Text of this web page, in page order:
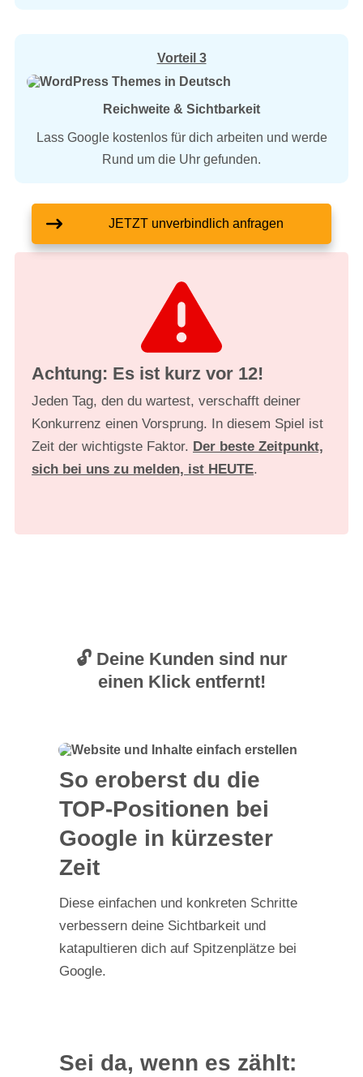
Vorteil 3
Reichweite & Sichtbarkeit
Lass Google kostenlos für dich arbeiten und werde
Rund um die Uhr gefunden.
JETZT unverbindlich anfragen
Achtung: Es ist kurz vor 12!
Jeden Tag, den du wartest, verschafft deiner
Konkurrenz einen Vorsprung. In diesem Spiel ist
Zeit der wichtigste Faktor. Der beste Zeitpunkt,
sich bei uns zu melden, ist HEUTE.
🔓 Deine Kunden sind nur
einen Klick entfernt!
So eroberst du die
TOP-Positionen bei
Google in kürzester
Zeit
Diese einfachen und konkreten Schritte
verbessern deine Sichtbarkeit und
katapultieren dich auf Spitzenplätze bei
Google.
Sei da, wenn es zählt: